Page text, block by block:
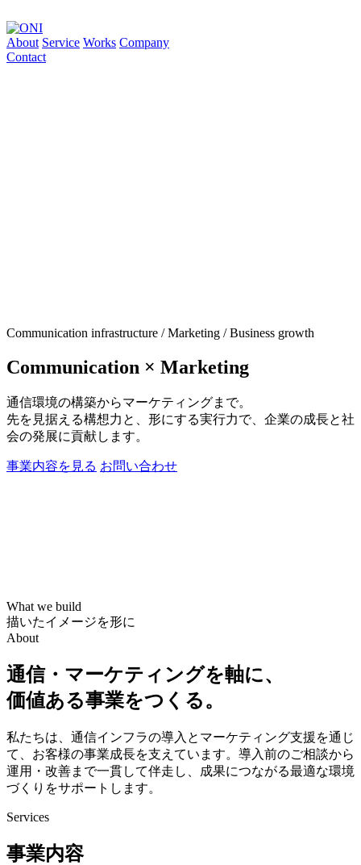
About Service Works Company
Contact
Communication infrastructure / Marketing / Business growth
Communication × Marketing
通信環境の構築からマーケティングまで。
先を見据える構想力と、形にする実行力で、企業の成長と社
会の発展に貢献します。
事業内容を見る お問い合わせ
What we build
描いたイメージを形に
About
通信・マーケティングを軸に、
価値ある事業をつくる。
私たちは、通信インフラの導入とマーケティング支援を通じ
て、お客様の事業成長を支えています。導入前のご相談から
運用・改善まで一貫して伴走し、成果につながる最適な環境
づくりをサポートします。
Services
事業内容